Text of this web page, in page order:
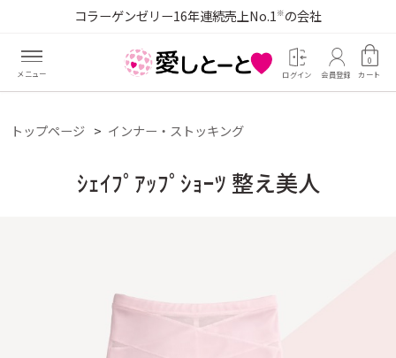
コラーゲンゼリー16年連続売上No.1 ※の会社
ログイン 会員登録 カート
0
トップページ インナー・ストッキング
ｼｪｲﾌﾟｱｯﾌﾟｼｮｰﾂ 整え美人